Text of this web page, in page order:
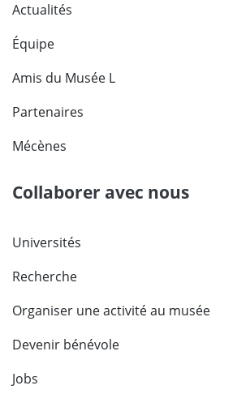
Actualités
Équipe
Amis du Musée L
Partenaires
Mécènes
Collaborer avec nous
Universités
Recherche
Organiser une activité au musée
Devenir bénévole
Jobs